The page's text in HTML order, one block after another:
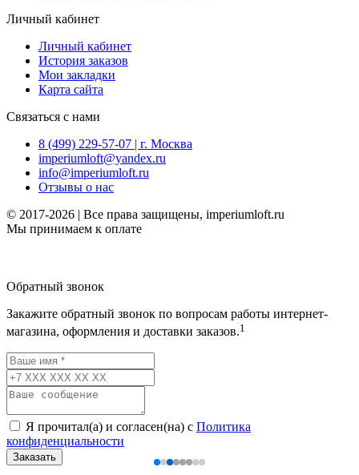
Личный кабинет
Личный кабинет
История заказов
Мои закладки
Карта сайта
Связаться с нами
8 (499) 229-57-07 | г. Москва
imperiumloft@yandex.ru
info@imperiumloft.ru
Отзывы о нас
© 2017-2026 | Все права защищены, imperiumloft.ru
Мы принимаем к оплате
Обратный звонок
Закажите обратный звонок по вопросам работы интернет-
магазина, оформления и доставки заказов.1
Я прочитал(а) и согласен(на) с Политика
конфиденциальности
Заказать